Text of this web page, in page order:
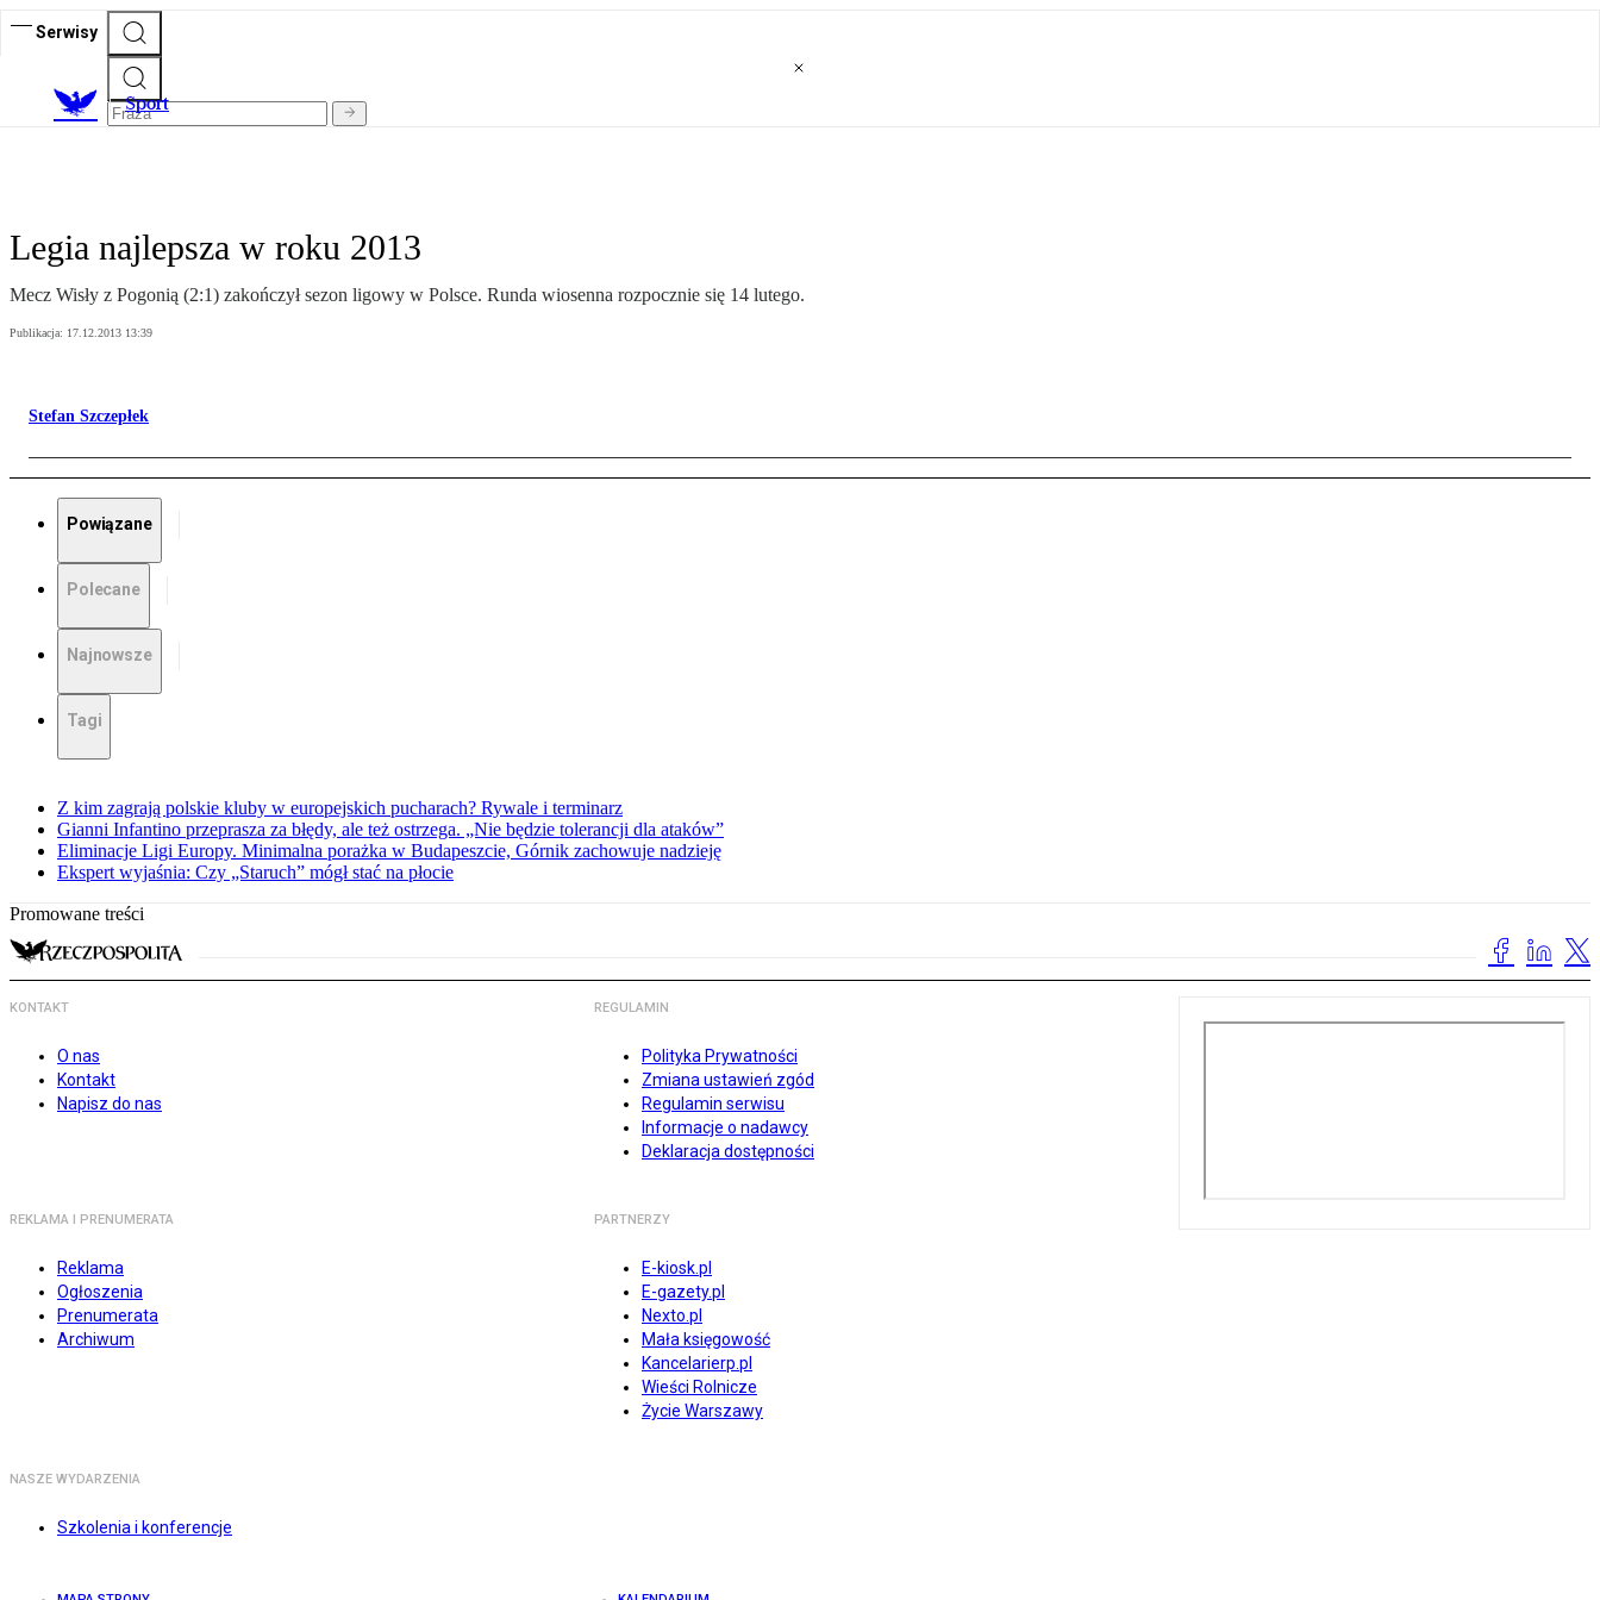
Serwisy
Sport
Legia najlepsza w roku 2013
Mecz Wisły z Pogonią (2:1) zakończył sezon ligowy w Polsce. Runda wiosenna rozpocznie się 14 lutego.
Publikacja: 17.12.2013 13:39
Stefan Szczepłek
Powiązane
Polecane
Najnowsze
Tagi
Z kim zagrają polskie kluby w europejskich pucharach? Rywale i terminarz
Gianni Infantino przeprasza za błędy, ale też ostrzega. „Nie będzie tolerancji dla ataków”
Eliminacje Ligi Europy. Minimalna porażka w Budapeszcie, Górnik zachowuje nadzieję
Ekspert wyjaśnia: Czy „Staruch” mógł stać na płocie
Promowane treści
KONTAKT
O nas
Kontakt
Napisz do nas
REGULAMIN
Polityka Prywatności
Zmiana ustawień zgód
Regulamin serwisu
Informacje o nadawcy
Deklaracja dostępności
REKLAMA I PRENUMERATA
Reklama
Ogłoszenia
Prenumerata
Archiwum
PARTNERZY
E-kiosk.pl
E-gazety.pl
Nexto.pl
Mała księgowość
Kancelarierp.pl
Wieści Rolnicze
Życie Warszawy
NASZE WYDARZENIA
Szkolenia i konferencje